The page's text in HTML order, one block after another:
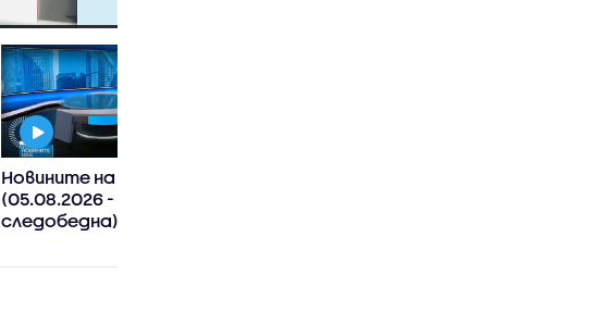
Новините на NOVA
(05.08.2026 -
следобедна)